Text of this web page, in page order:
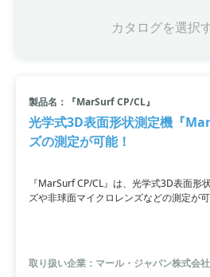
カタログを選択
製品名：『MarSurf CP/CL』
光学式3D表面形状測定機『
ズの測定が可能！
『MarSurf CP/CL』は、光学式3D表面形
ズや非球面マイクロレンズなどの測定が
画像、表面粗さ、ステップハイト、断面
取り扱い企業：マール・ジャパン株式会社